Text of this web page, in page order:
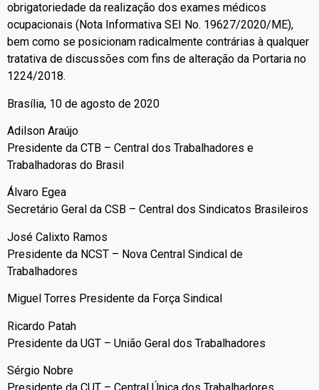
obrigatoriedade da realização dos exames médicos
ocupacionais (Nota Informativa SEI No. 19627/2020/ME),
bem como se posicionam radicalmente contrárias à qualquer
tratativa de discussões com fins de alteração da Portaria no
1224/2018.
Brasília, 10 de agosto de 2020
Adilson Araújo
Presidente da CTB – Central dos Trabalhadores e
Trabalhadoras do Brasil
Álvaro Egea
Secretário Geral da CSB – Central dos Sindicatos Brasileiros
José Calixto Ramos
Presidente da NCST – Nova Central Sindical de
Trabalhadores
Miguel Torres Presidente da Força Sindical
Ricardo Patah
Presidente da UGT – União Geral dos Trabalhadores
Sérgio Nobre